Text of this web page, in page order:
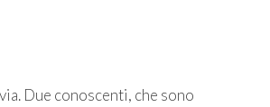
Due conoscenti, che sono